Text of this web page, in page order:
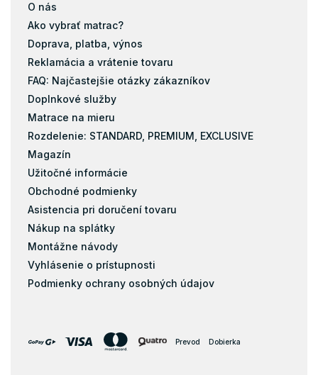
O nás
Ako vybrať matrac?
Doprava, platba, výnos
Reklamácia a vrátenie tovaru
FAQ: Najčastejšie otázky zákazníkov
Doplnkové služby
Matrace na mieru
Rozdelenie: STANDARD, PREMIUM, EXCLUSIVE
Magazín
Užitočné informácie
Obchodné podmienky
Asistencia pri doručení tovaru
Nákup na splátky
Montážne návody
Vyhlásenie o prístupnosti
Podmienky ochrany osobných údajov
Prevod Dobierka